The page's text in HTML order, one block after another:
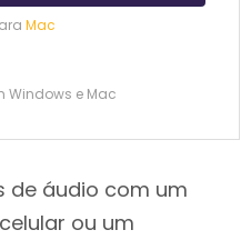
Mac
Windows e Mac
de áudio com um
ou um